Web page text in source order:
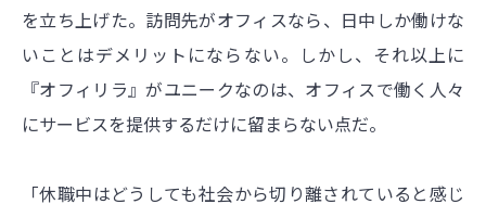
を立ち上げた。訪問先がオフィスなら、日中しか働けな
いことはデメリットにならない。しかし、それ以上に
『オフィリラ』がユニークなのは、オフィスで働く人々
にサービスを提供するだけに留まらない点だ。
「休職中はどうしても社会から切り離されていると感じ